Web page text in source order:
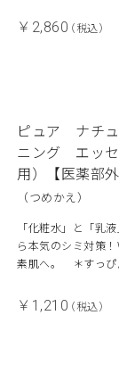
￥2,860（税込）
ピュア ナチ
ニング エッセ
用）【医薬部外
（つめかえ）
「化粧水」と「乳
ら本気のシミ対策
素肌へ。 ＊すっぴ
￥1,210（税込）